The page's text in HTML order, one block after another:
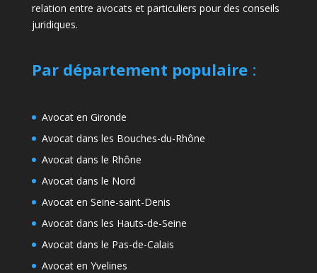
relation entre avocats et particuliers pour des conseils
juridiques.
Par département populaire:
Avocat en Gironde
Avocat dans les Bouches-du-Rhône
Avocat dans le Rhône
Avocat dans le Nord
Avocat en Seine-saint-Denis
Avocat dans les Hauts-de-Seine
Avocat dans le Pas-de-Calais
Avocat en Yvelines